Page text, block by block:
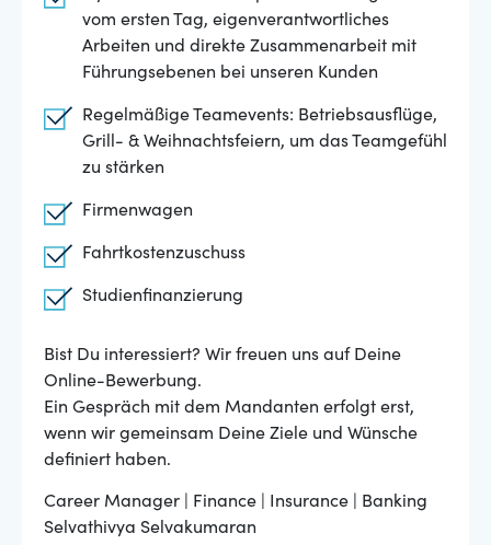
vom ersten Tag, eigenverantwortliches
Arbeiten und direkte Zusammenarbeit mit
Führungsebenen bei unseren Kunden
Regelmäßige Teamevents: Betriebsausflüge,
Grill- & Weihnachtsfeiern, um das Teamgefühl
zu stärken
Firmenwagen
Fahrtkostenzuschuss
Studienfinanzierung
Bist Du interessiert? Wir freuen uns auf Deine
Online-Bewerbung.
Ein Gespräch mit dem Mandanten erfolgt erst,
wenn wir gemeinsam Deine Ziele und Wünsche
definiert haben.
Career Manager | Finance | Insurance | Banking
Selvathivya Selvakumaran